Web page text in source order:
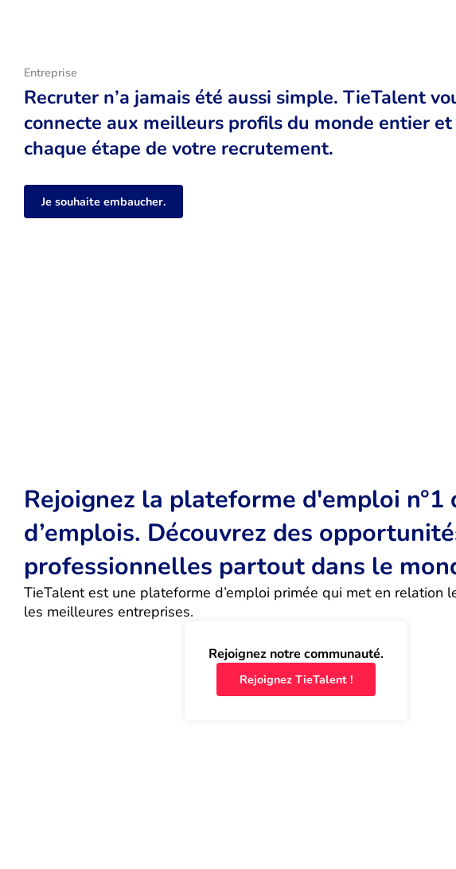
Entreprise
Recruter n’a jamais été aussi simple. TieTalent
connecte aux meilleurs profils du monde entier
chaque étape de votre recrutement.
Je souhaite embaucher.
Rejoignez la plateforme d'emploi n°1
d’emplois. Découvrez des
professionnelles partout dans le
TieTalent est une plateforme d’emploi primée qui met en relation
les meilleures entreprises.
Rejoignez notre communauté.
Rejoignez TieTalent !